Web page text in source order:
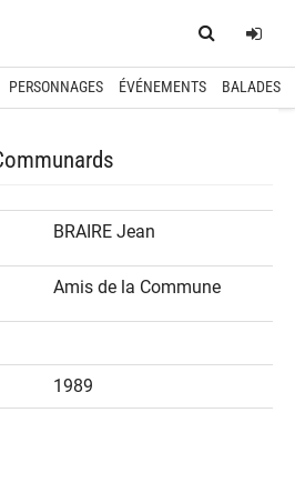
PERSONNAGES ÉVÉNEMENTS BALADES
BRAIRE Jean
Amis de la Commune
1989